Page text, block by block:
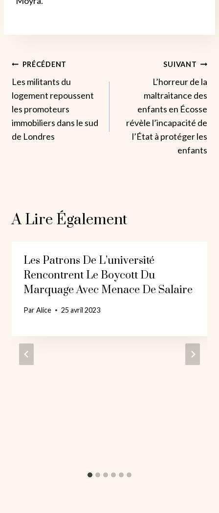
Navigation
De
L’article
PRÉCÉDENT
Les militants du
logement repoussent
les promoteurs
immobiliers dans le sud
de Londres
SUIVANT
L’horreur de la
maltraitance des
enfants en Écosse
révèle l’incapacité de
l’État à protéger les
enfants
A Lire Également
Les Patrons De L’université
Rencontrent Le Boycott Du
Marquage Avec Menace De Salaire
ParAlice 25 avril 2023